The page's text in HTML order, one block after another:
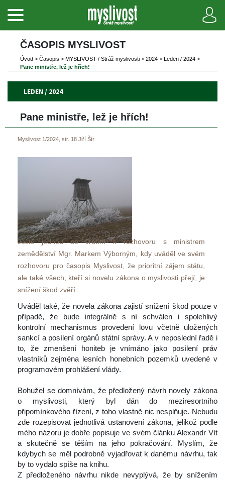
ČASOPIS MYSLIVOST
Úvod > Časopi > MYSLIVOST / Stráž myslivosti > 2024 > Leden / 2024 >
Pane ministře, lež je hřích!
LEDEN / 2024
Pane ministře, lež je hřích!
Myslivost 1/2024, str. 18 Jiří Šír
Ještě jednou se vrátím k rozhovoru s ministrem
zemědělství Mgr. Markem Výborným, kdy uváděl ve svém
rozhovoru pro časopis Myslivost, že prioritní zájem státu,
ale také všech, kteří si novelu zákona o myslivosti přejí, je
nížení škod zvěří.
Uváděl také, že novela zákona zajistí snížení škod pouze v
případě, že bude integrálně s ní schválen i spolehlivý
kontrolní mechanismus provedení lovu včetně uložených
ankcí a posílení orgánů státní správy. A v neposlední řadě i
to, že zmenšení honiteb je vnímáno jako posílení práv
vlastníků zejména lesních honebních pozemků uvedené v
programovém prohlášení vlády.
Bohužel se domnívám, že předložený návrh novely zákona
o myslivosti, který byl dán do meziresortního
připomínkového řízení, z toho vlastně nic nesplňuje. Nebudu
zde rozepisovat jednotlivá ustanovení zákona, jelikož podle
mého názoru je dobře popisuje ve svém článku Alexandr Vít
a skutečně se těším na jeho pokračování. Myslím, že
kdybych se měl podrobně vyjadřovat k danému návrhu, tak
by to vydalo spíše na knihu.
Z předloženého návrhu nikde nevyplývá, že by snížením